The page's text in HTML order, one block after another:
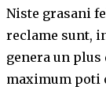
Niste grasani
reclame sunt,
genera un plus
maximum poti